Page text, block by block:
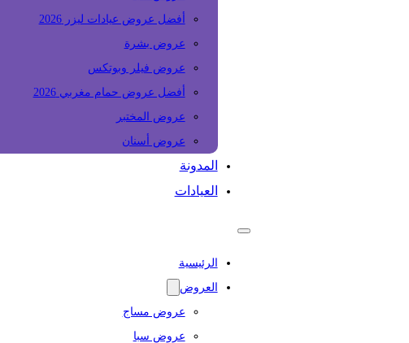
أفضل عروض عيادات ليزر 2026
عروض بشرة
عروض فيلر وبوتكس
أفضل عروض حمام مغربي 2026
عروض المختبر
عروض أسنان
المدونة
العيادات
الرئيسية
العروض
عروض مساج
عروض سبا